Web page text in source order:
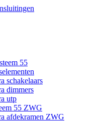
55
schakelaars
dimmers
utp
55 ZWG
afdekramen ZWG